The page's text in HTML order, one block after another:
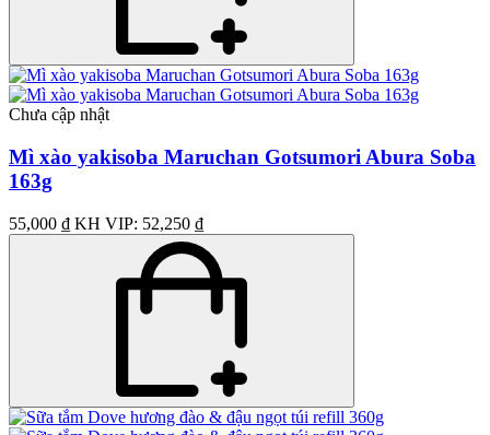
Chưa cập nhật
Mì xào yakisoba Maruchan Gotsumori Abura Soba
163g
55,000 ₫ KH VIP: 52,250 ₫